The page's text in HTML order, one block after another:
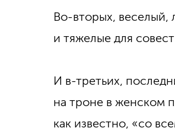
Во-вторых, веселый,
и тяжелые для
И в-третьих,
на троне в женском
как известно, «со